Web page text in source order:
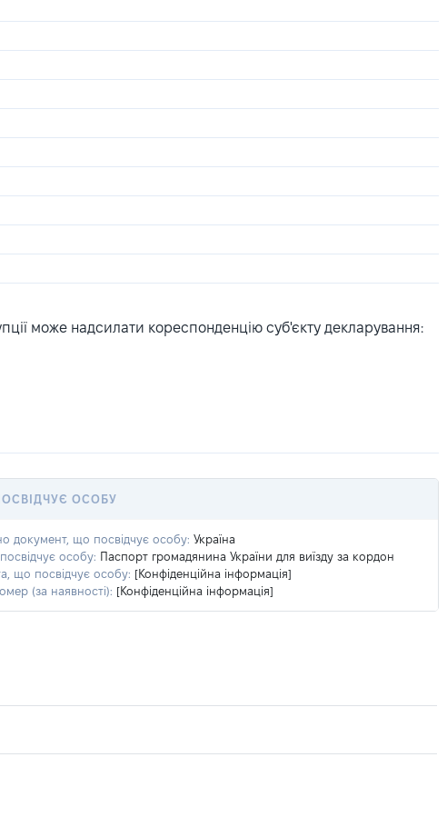
може надсилати кореспонденцію суб'єкту декларування:
ОСОБУ
документ, що посвідчує особу: Україна
особу: Паспорт громадянина України для виїзду за кордон
що посвідчує особу: [Конфіденційна інформація]
(за наявності): [Конфіденційна інформація]